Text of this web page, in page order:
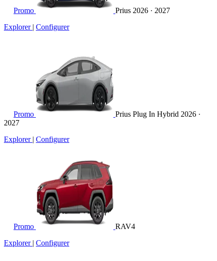
Promo Prius 2026 · 2027
Explorer | Configurer
Promo Prius Plug In Hybrid 2026 ·
2027
Explorer | Configurer
Promo
RAV4
Explorer | Configurer